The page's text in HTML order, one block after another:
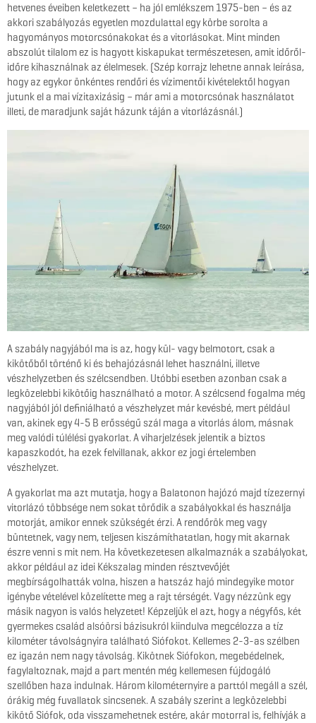
hetvenes éveiben keletkezett – ha jól emlékszem 1975-ben – és az
akkori szabályozás egyetlen mozdulattal egy körbe sorolta a
hagyományos motorcsónakokat és a vitorlásokat. Mint minden
abszolút tilalom ez is hagyott kiskapukat természetesen, amit időről-
időre kihasználnak az élelmesek. (Szép korrajz lehetne annak leírása,
hogy az egykor önkéntes rendőri és vízimentői kivételektől hogyan
jutunk el a mai vízitaxizásig – már ami a motorcsónak használatot
illeti, de maradjunk saját házunk táján a vitorlázásnál.)
A szabály nagyjából ma is az, hogy kül- vagy belmotort, csak a
kikötőből történő ki és behajózásnál lehet használni, illetve
vészhelyzetben és szélcsendben. Utóbbi esetben azonban csak a
legközelebbi kikötőig használható a motor. A szélcsend fogalma még
nagyjából jól definiálható a vészhelyzet már kevésbé, mert például
van, akinek egy 4-5 B erősségű szál maga a vitorlás álom, másnak
meg valódi túlélési gyakorlat. A viharjelzések jelentik a biztos
kapaszkodót, ha ezek felvillanak, akkor ez jogi értelemben
vészhelyzet.
A gyakorlat ma azt mutatja, hogy a Balatonon hajózó majd tízezernyi
vitorlázó többsége nem sokat törődik a szabályokkal és használja
motorját, amikor ennek szükségét érzi. A rendőrök meg vagy
büntetnek, vagy nem, teljesen kiszámíthatatlan, hogy mit akarnak
észre venni s mit nem. Ha következetesen alkalmaznák a szabályokat,
akkor például az idei Kékszalag minden résztvevőjét
megbírságolhatták volna, hiszen a hatszáz hajó mindegyike motor
igénybe vételével közelítette meg a rajt térségét. Vagy nézzünk egy
másik nagyon is valós helyzetet! Képzeljük el azt, hogy a négyfős, két
gyermekes család alsóörsi bázisukról kiindulva megcélozza a tíz
kilométer távolságnyira található Siófokot. Kellemes 2-3-as szélben
ez igazán nem nagy távolság. Kikötnek Siófokon, megebédelnek,
fagylaltoznak, majd a part mentén még kellemesen fújdogáló
szellőben haza indulnak. Három kilométernyire a parttól megáll a szél,
órákig még fuvallatok sincsenek. A szabály szerint a legközelebbi
kikötő Siófok, oda visszamehetnek estére, akár motorral is, felhívják a